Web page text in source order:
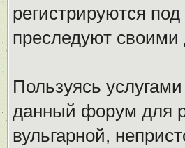
регистрируются
преследуют своими
Пользуясь
данный форум для
вульгарной,